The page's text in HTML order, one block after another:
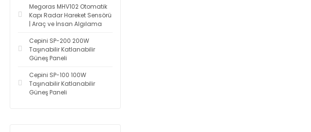
Megoras MHV102 Otomatik
Kapı Radar Hareket Sensörü
| Araç ve İnsan Algılama
Cepini SP-200 200W
Taşınabilir Katlanabilir
Güneş Paneli
Cepini SP-100 100W
Taşınabilir Katlanabilir
Güneş Paneli